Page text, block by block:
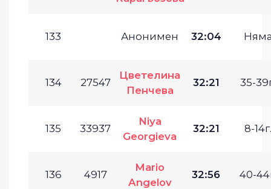
133 Анонимен 32:04
134 27547
Цветелина
Пенчева
32:21 35-
135 33937
Niya
Georgieva
32:21 8-14г.
136 4917
Mario
Angelov
32:56 40-